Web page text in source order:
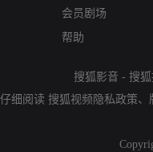
会员剧场
帮助
搜狐影音 - 搜
细阅读 搜狐视频隐私政策、